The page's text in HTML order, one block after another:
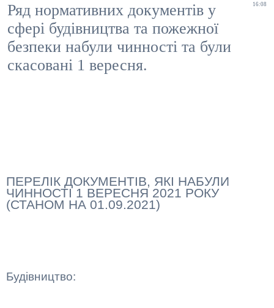
16:08
Ряд нормативних документів у
сфері будівництва та пожежної
безпеки набули чинності та були
скасовані 1 вересня.
ПЕРЕЛІК ДОКУМЕНТІВ, ЯКІ НАБУЛИ
ЧИННОСТІ 1 ВЕРЕСНЯ 2021 РОКУ
(СТАНОМ НА 01.09.2021)
Будівництво: